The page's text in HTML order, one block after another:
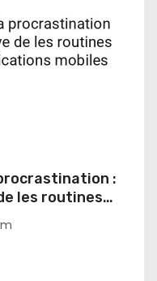
:
les routines
mobiles